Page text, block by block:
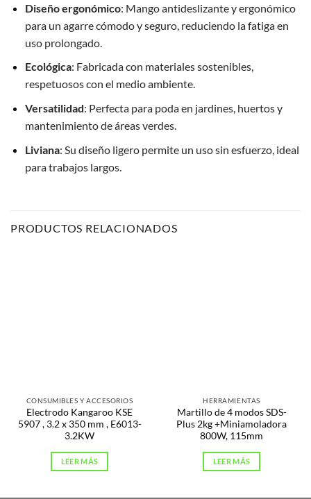
Diseño ergonómico: Mango antideslizante y ergonómico
para un agarre cómodo y seguro, reduciendo la fatiga en
uso prolongado.
Ecológica: Fabricada con materiales sostenibles,
respetuosos con el medio ambiente.
Versatilidad: Perfecta para poda en jardines, huertos y
mantenimiento de áreas verdes.
Liviana: Su diseño ligero permite un uso sin esfuerzo, ideal
para trabajos largos.
PRODUCTOS RELACIONADOS
CONSUMIBLES Y ACCESORIOS
Electrodo Kangaroo KSE
5907 , 3.2 x 350 mm , E6013-
3.2KW
LEER MÁS
HERRAMIENTAS
Martillo de 4 modos SDS-
Plus 2kg +Miniamoladora
800W, 115mm
LEER MÁS